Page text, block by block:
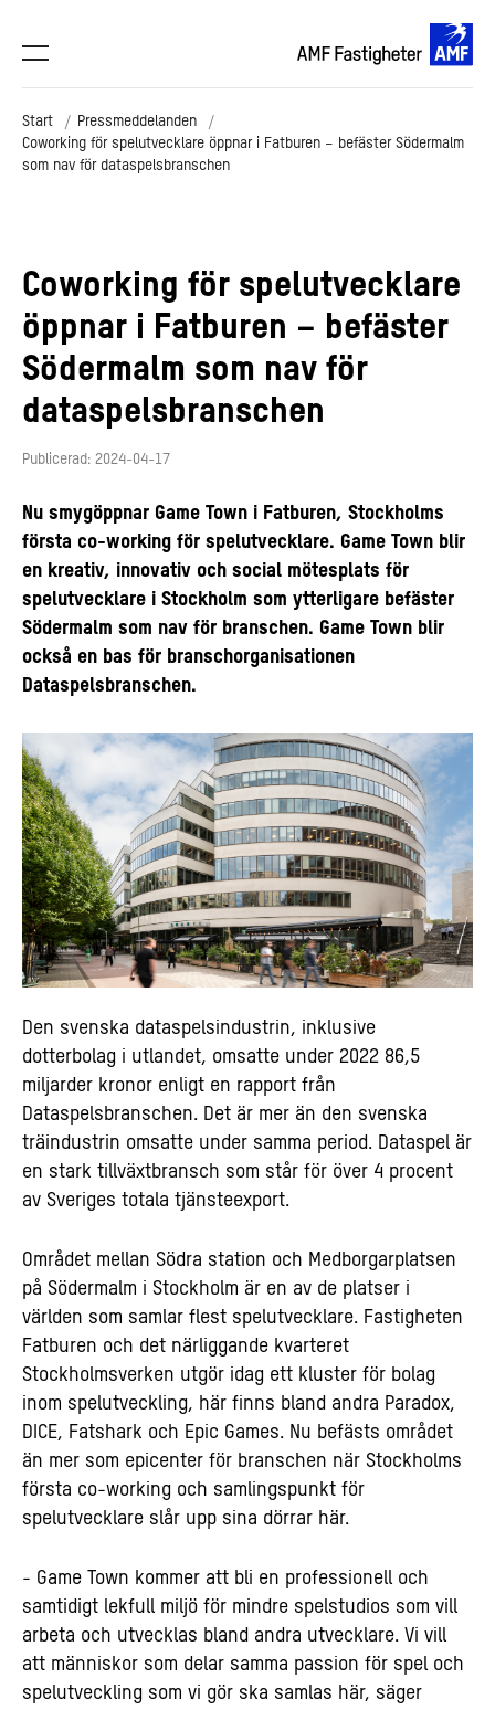
Start
Pressmeddelanden
Coworking för spelutvecklare öppnar i Fatburen – befäster Södermalm
som nav för dataspelsbranschen
Coworking för spelutvecklare
öppnar i Fatburen – befäster
Södermalm som nav för
dataspelsbranschen
Publicerad: 2024-04-17
Nu smygöppnar Game Town i Fatburen, Stockholms
första co-working för spelutvecklare. Game Town blir
en kreativ, innovativ och social mötesplats för
spelutvecklare i Stockholm som ytterligare befäster
Södermalm som nav för branschen. Game Town blir
också en bas för branschorganisationen
Dataspelsbranschen.
Den svenska dataspelsindustrin, inklusive
dotterbolag i utlandet, omsatte under 2022 86,5
miljarder kronor enligt en rapport från
Dataspelsbranschen. Det är mer än den svenska
träindustrin omsatte under samma period. Dataspel är
en stark tillväxtbransch som står för över 4 procent
av Sveriges totala tjänsteexport.
Området mellan Södra station och Medborgarplatsen
på Södermalm i Stockholm är en av de platser i
världen som samlar flest spelutvecklare. Fastigheten
Fatburen och det närliggande kvarteret
Stockholmsverken utgör idag ett kluster för bolag
inom spelutveckling, här finns bland andra Paradox,
DICE, Fatshark och Epic Games. Nu befästs området
än mer som epicenter för branschen när Stockholms
första co-working och samlingspunkt för
spelutvecklare slår upp sina dörrar här.
- Game Town kommer att bli en professionell och
samtidigt lekfull miljö för mindre spelstudios som vill
arbeta och utvecklas bland andra utvecklare. Vi vill
att människor som delar samma passion för spel och
spelutveckling som vi gör ska samlas här, säger